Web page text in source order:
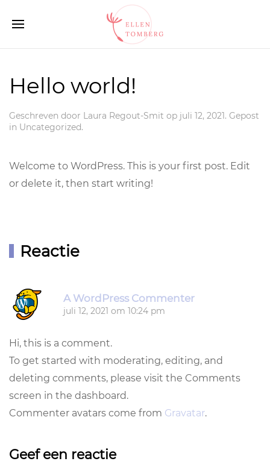
Hello world!
Geschreven door Laura Regout-Smit op juli 12, 2021. Gepost
in Uncategorized.
Welcome to WordPress. This is your first post. Edit
or delete it, then start writing!
Reactie
A WordPress Commenter
juli 12, 2021 om 10:24 pm
Hi, this is a comment.
To get started with moderating, editing, and
deleting comments, please visit the Comments
screen in the dashboard.
Commenter avatars come from Gravatar.
Geef een reactie